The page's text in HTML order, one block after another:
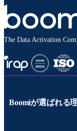
The Data Activation
Boomiが選ばれる